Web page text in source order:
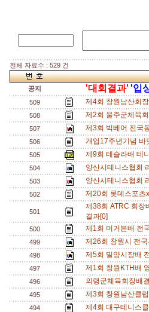
전체 자료수 : 529 건
공지 '대회결과' '입
509 제4회 창원남산회
508 제2회 울주군체육
507 제3회 빅베어 전국
506 개업17주년기념
505 제9회 테슬라배 테
504 양산시테니스협회
503 양산시테니스협회
502 제20회 롯데스포
501
제38회 ATRC 회장
결과[0]
500 제1회 머거본배 전
499 제26회 창원시 전
498 제5회 밀양시장배
497 제1회 창원KTH배
496 의령군체육회장배
495 제3회 창원남산클
494 제4회 대구테니스